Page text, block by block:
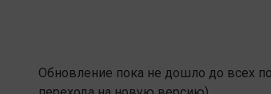
Обновление пока не дошло до всех